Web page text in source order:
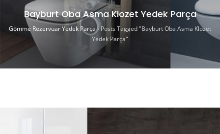
Bayburt Oba Asma Klozet Yedek Parça
Gömme Rezervuar Yedek Parça›Posts Tagged "Bayburt Oba Asma Klozet
Yedek Parça"